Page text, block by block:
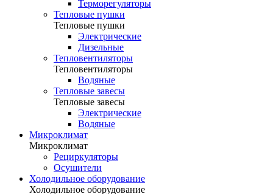
Терморегуляторы
Тепловые пушки
Тепловые пушки
Электрические
Дизельные
Тепловентиляторы
Тепловентиляторы
Водяные
Тепловые завесы
Тепловые завесы
Электрические
Водяные
Микроклимат
Микроклимат
Рециркуляторы
Осушители
Холодильное оборудование
Холодильное оборудование